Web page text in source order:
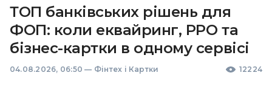
ТОП банківських рішень для
ФОП: коли еквайринг, РРО та
бізнес-картки в одному сервісі
04.08.2026, 06:50 — Фінтех і Картки 12224